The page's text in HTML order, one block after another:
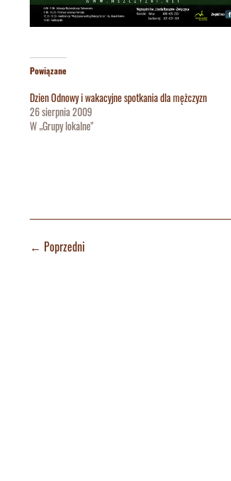
Powiązane
Dzien Odnowy i wakacyjne spotkania dla mężczyzn
26 sierpnia 2009
W „Grupy lokalne"
← Poprzedni